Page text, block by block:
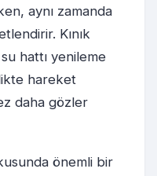
aynı zamanda
Kınık
hattı yenileme
hareket
daha gözler
önemli bir